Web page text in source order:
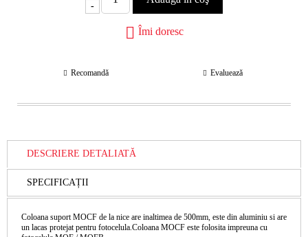
-
Îmi doresc
Recomandă Evaluează
DESCRIERE DETALIATĂ
SPECIFICAȚII
Coloana suport MOCF de la nice are inaltimea de 500mm, este din aluminiu si are
un lacas protejat pentru fotocelula.Coloana MOCF este folosita impreuna cu